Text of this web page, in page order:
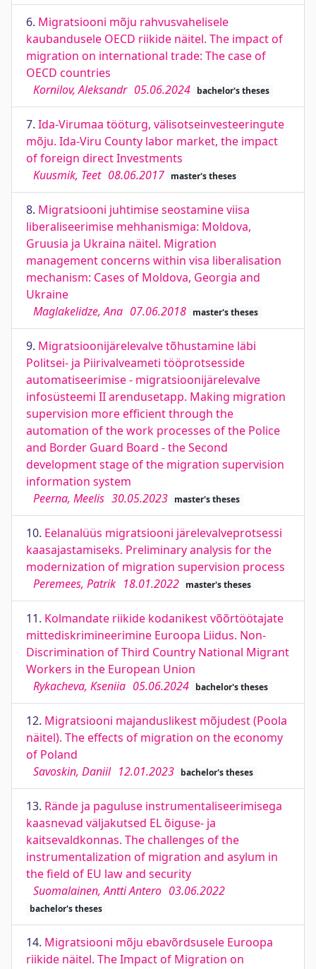
6. Migratsiooni mõju rahvusvahelisele
kaubandusele OECD riikide näitel. The impact of
migration on international trade: The case of
OECD countries
Kornilov, Aleksandr 05.06.2024 bachelor's theses
7. Ida-Virumaa tööturg, välisotseinvesteeringute
mõju. Ida-Viru County labor market, the impact
of foreign direct Investments
Kuusmik, Teet 08.06.2017 master's theses
8. Migratsiooni juhtimise seostamine viisa
liberaliseerimise mehhanismiga: Moldova,
Gruusia ja Ukraina näitel. Migration
management concerns within visa liberalisation
mechanism: Cases of Moldova, Georgia and
Ukraine
Maglakelidze, Ana 07.06.2018 master's theses
9. Migratsioonijärelevalve tõhustamine läbi
Politsei- ja Piirivalveameti tööprotsesside
automatiseerimise - migratsioonijärelevalve
infosüsteemi II arendusetapp. Making migration
supervision more efficient through the
automation of the work processes of the Police
and Border Guard Board - the Second
development stage of the migration supervision
information system
Peerna, Meelis 30.05.2023 master's theses
10. Eelanalüüs migratsiooni järelevalveprotsessi
kaasajastamiseks. Preliminary analysis for the
modernization of migration supervision process
Peremees, Patrik 18.01.2022 master's theses
11. Kolmandate riikide kodanikest võõrtöötajate
mittediskrimineerimine Euroopa Liidus. Non-
Discrimination of Third Country National Migrant
Workers in the European Union
Rykacheva, Kseniia 05.06.2024 bachelor's theses
12. Migratsiooni majanduslikest mõjudest (Poola
näitel). The effects of migration on the economy
of Poland
Savoskin, Daniil 12.01.2023 bachelor's theses
13. Rände ja paguluse instrumentaliseerimisega
kaasnevad väljakutsed EL õiguse- ja
kaitsevaldkonnas. The challenges of the
instrumentalization of migration and asylum in
the field of EU law and security
Suomalainen, Antti Antero 03.06.2022
bachelor's theses
14. Migratsiooni mõju ebavõrdsusele Euroopa
riikide näitel. The Impact of Migration on